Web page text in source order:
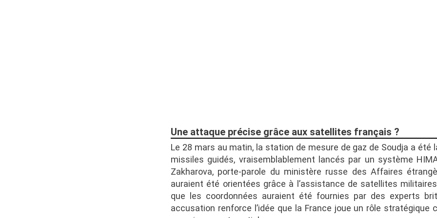
Une attaque précise grâce aux satellites français ?
Le 28 mars au matin, la station de mesure de gaz de Soudja a été
missiles guidés, vraisemblablement lancés par un système
Zakharova, porte-parole du ministère russe des Affaires
auraient été orientées grâce à l’assistance de satellites
que les coordonnées auraient été fournies par des experts
accusation renforce l’idée que la France joue un rôle stratégique